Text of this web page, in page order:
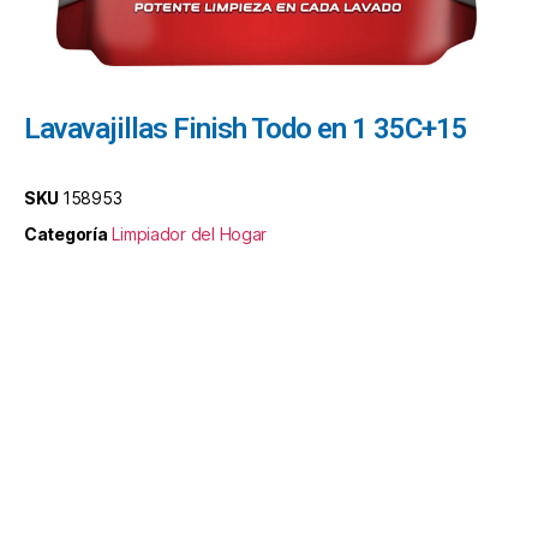
Lavavajillas Finish Todo en 1 35C+15
SKU 158953
Categoría Limpiador del Hogar